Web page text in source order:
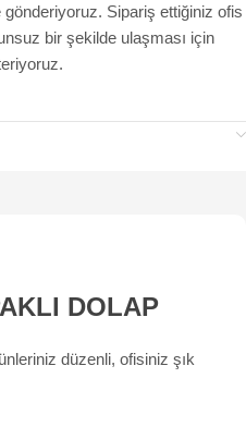
Sipariş ettiğiniz ofis
bir şekilde ulaşması için
DOLAP
düzenli, ofisiniz şık